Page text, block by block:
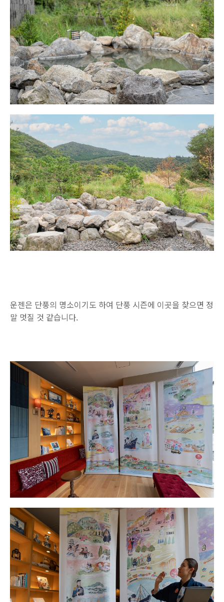
운젠은 단풍의 명소이기도 하여 단풍 시즌에 이곳을 찾으면 정
말 멋질 것 같습니다.